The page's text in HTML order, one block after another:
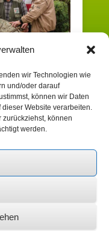
wir Technologien wie
und/oder darauf
können wir Daten
Website verarbeiten.
zurückziehst, können
werden.
sind derzeit